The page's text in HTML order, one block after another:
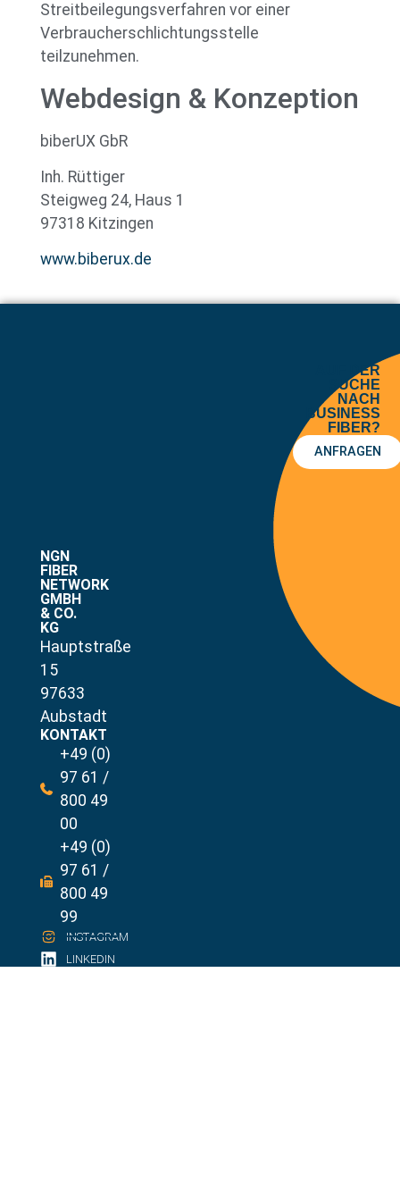
Streitbeilegungsverfahren vor einer
Verbraucherschlichtungsstelle
teilzunehmen.
Webdesign & Konzeption
biberUX GbR
Inh. Rüttiger
Steigweg 24, Haus 1
97318 Kitzingen
www.biberux.de
NGN
FIBER
NETWORK
GMBH
& CO.
KG
Hauptstraße
15
97633
Aubstadt
KONTAKT
+49 (0)
97 61 /
800 49
00
+49 (0)
97 61 /
800 49
99
INSTAGRAM
LINKEDIN
AUF DER
SUCHE
NACH
BUSINESS
FIBER?
ANFRAGEN